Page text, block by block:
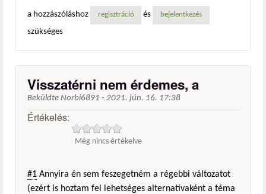
a hozzászóláshoz regisztráció és bejelentkezés
szükséges
Visszatérni nem érdemes, a
Beküldte Norbi6891 - 2021. jún. 16. 17:38
Értékelés:
Még nincs értékelve
#1 Annyira én sem feszegetném a régebbi változatot
(ezért is hoztam fel lehetséges alternatívaként a téma